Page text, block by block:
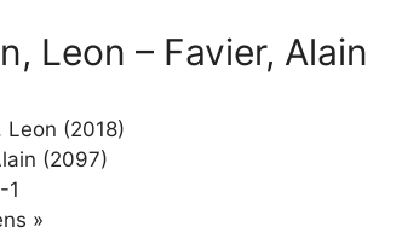
Leon – Favier, Alain
(2018)
(2097)
1
»